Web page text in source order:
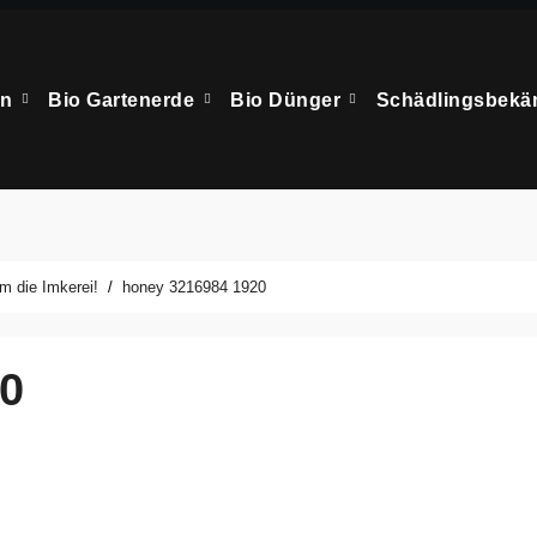
Bio Gartenerde Bio Dünger
die Imkerei! honey 3216984 1920